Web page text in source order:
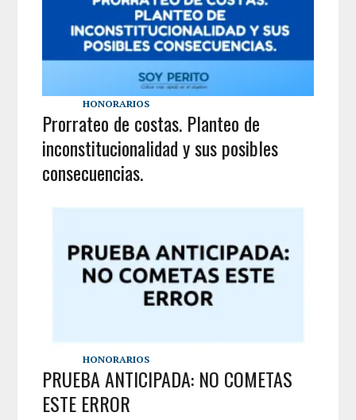
HONORARIOS
Prorrateo de costas. Planteo de
inconstitucionalidad y sus posibles
consecuencias.
HONORARIOS
PRUEBA ANTICIPADA: NO COMETAS
ESTE ERROR